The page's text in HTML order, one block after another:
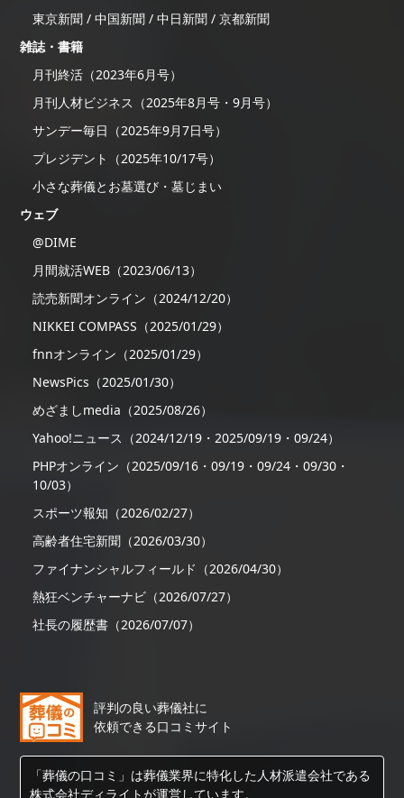
東京新聞 / 中国新聞 / 中日新聞 / 京都新聞
雑誌・書籍
月刊終活（2023年6月号）
月刊人材ビジネス（2025年8月号・9月号）
サンデー毎日（2025年9月7日号）
プレジデント（2025年10/17号）
小さな葬儀とお墓選び・墓じまい
ウェブ
@DIME
月間就活WEB（2023/06/13）
読売新聞オンライン（2024/12/20）
NIKKEI COMPASS（2025/01/29）
fnnオンライン（2025/01/29）
NewsPics（2025/01/30）
めざましmedia（2025/08/26）
Yahoo!ニュース（2024/12/19・2025/09/19・09/24）
PHPオンライン（2025/09/16・09/19・09/24・09/30・
10/03）
スポーツ報知（2026/02/27）
高齢者住宅新聞（2026/03/30）
ファイナンシャルフィールド（2026/04/30）
熱狂ベンチャーナビ（2026/07/27）
社長の履歴書（2026/07/07）
評判の良い葬儀社に
依頼できる口コミサイト
「葬儀の口コミ」は葬儀業界に特化した人材派遣会社である
株式会社ディライトが運営しています。